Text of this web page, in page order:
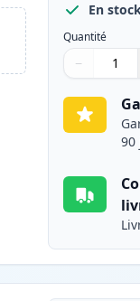
En
Quantité
Quantité
Utilisez les
−
Quantité
90